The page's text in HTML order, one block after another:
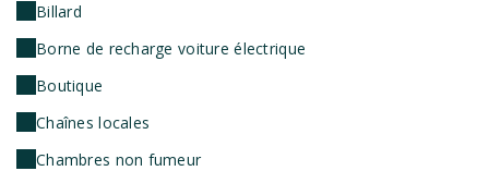
Billard
Borne de recharge voiture électrique
Boutique
Chaînes locales
Chambres non fumeur